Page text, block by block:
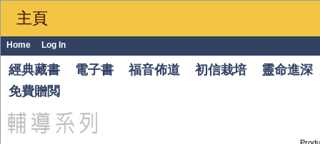
主頁
Home Log In
經典藏書 電子書 福音佈道 初信栽培
靈命進深
免費贈閲